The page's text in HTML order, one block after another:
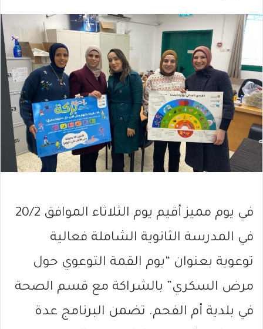
في يوم مميز أقيم يوم الثلاثاء الموافق 20/2
في المدرسة الثانوية الشاملة فعالية
توعوية بعنوان “يوم القمة التوعوي حول
مرض السكري” بالشراكة مع قسم الصحة
في بلدية أم الفحم. تضمن البرنامج عدة